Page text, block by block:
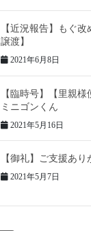
【近況報告】もぐ
譲渡】
2021年6月8日
【臨時号】【里親
ミニゴンくん
2021年5月16日
【御礼】ご支援あ
2021年5月7日